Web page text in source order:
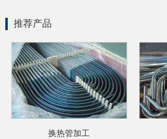
推荐产品
换热管加工